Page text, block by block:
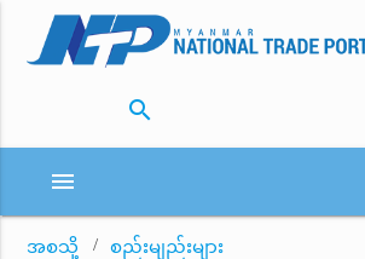
search
menu
အစသို့ စည်းမျည်းများ